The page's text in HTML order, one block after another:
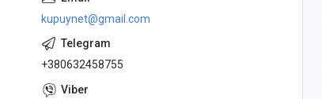
kupuynet@gmail.com
+380632458755